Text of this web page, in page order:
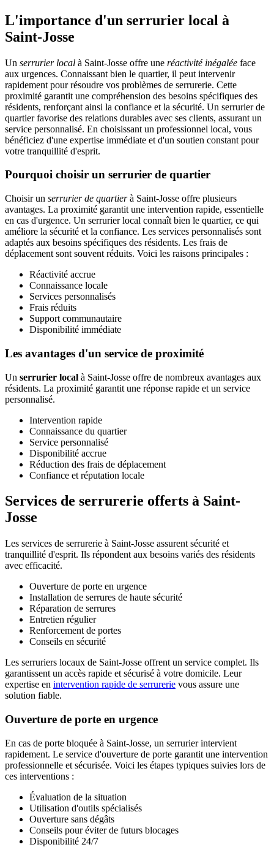
L'importance d'un serrurier local à
Saint-Josse
Un serrurier local à Saint-Josse offre une réactivité inégalée face
aux urgences. Connaissant bien le quartier, il peut intervenir
rapidement pour résoudre vos problèmes de serrurerie. Cette
proximité garantit une compréhension des besoins spécifiques des
résidents, renforçant ainsi la confiance et la sécurité. Un serrurier de
quartier favorise des relations durables avec ses clients, assurant un
service personnalisé. En choisissant un professionnel local, vous
bénéficiez d'une expertise immédiate et d'un soutien constant pour
votre tranquillité d'esprit.
Pourquoi choisir un serrurier de quartier
Choisir un serrurier de quartierà Saint-Josse offre plusieurs
avantages. La proximité garantit une intervention rapide, essentielle
en cas d'urgence. Un serrurier local connaît bien le quartier, ce qui
améliore la sécurité et la confiance. Les services personnalisés sont
adaptés aux besoins spécifiques des résidents. Les frais de
déplacement sont souvent réduits. Voici les raisons principales :
Réactivité accrue
Connaissance locale
Services personnalisés
Frais réduits
Support communautaire
Disponibilité immédiate
Les avantages d'un service de proximité
Un serrurier local à Saint-Josse offre de nombreux avantages aux
résidents. La proximité garantit une réponse rapide et un service
personnalisé.
Intervention rapide
Connaissance du quartier
Service personnalisé
Disponibilité accrue
Réduction des frais de déplacement
Confiance et réputation locale
Services de serrurerie offerts à Saint-
Josse
Les services de serrurerie à Saint-Josse assurent sécurité et
tranquillité d'esprit. Ils répondent aux besoins variés des résidents
avec efficacité.
Ouverture de porte en urgence
Installation de serrures de haute sécurité
Réparation de serrures
Entretien régulier
Renforcement de portes
Conseils en sécurité
Les serruriers locaux de Saint-Josse offrent un service complet. Ils
garantissent un accès rapide et sécurisé à votre domicile. Leur
expertise en intervention rapide de serrurerie vous assure une
solution fiable.
Ouverture de porte en urgence
En cas de porte bloquée à Saint-Josse, un serrurier intervient
rapidement. Le service d'ouverture de porte garantit une intervention
professionnelle et sécurisée. Voici les étapes typiques suivies lors de
ces interventions :
Évaluation de la situation
Utilisation d'outils spécialisés
Ouverture sans dégâts
Conseils pour éviter de futurs blocages
Disponibilité 24/7